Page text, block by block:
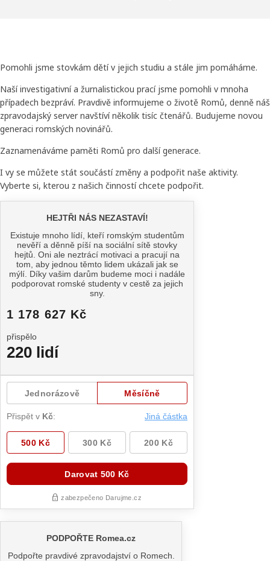
Pomohli jsme stovkám dětí v jejich studiu a stále jim pomáháme.
Naší investigativní a žurnalistickou prací jsme pomohli v mnoha
případech bezpráví. Pravdivě informujeme o životě Romů, denně náš
zpravodajský server navštíví několik tisíc čtenářů. Budujeme novou
generaci romských novinářů.
Zaznamenáváme paměti Romů pro další generace.
I vy se můžete stát součástí změny a podpořit naše aktivity.
Vyberte si, kterou z našich činností chcete podpořit.